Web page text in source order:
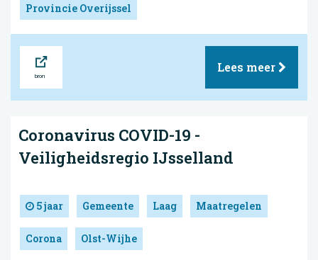
Provincie Overijssel
Lees meer
Coronavirus COVID-19 -
Veiligheidsregio IJsselland
5 jaar Gemeente Laag Maatregelen
Corona Olst-Wijhe